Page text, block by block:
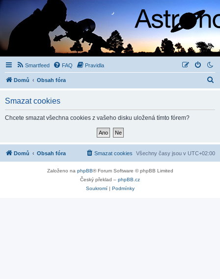
Smartfeed FAQ Pravidla
Domů Obsah fóra
Smazat cookies
Chcete smazat všechna cookies z vašeho disku uložená tímto fórem?
Domů Obsah fóra Všechny časy jsou v UTC+02:00
Smazat cookies
Založeno na phpBB® Forum Software © phpBB Limited
Český překlad – phpBB.cz
Soukromí| Podmínky